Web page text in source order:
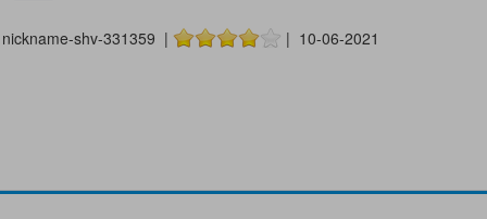
nickname-shv-331359 | | 10-06-2021